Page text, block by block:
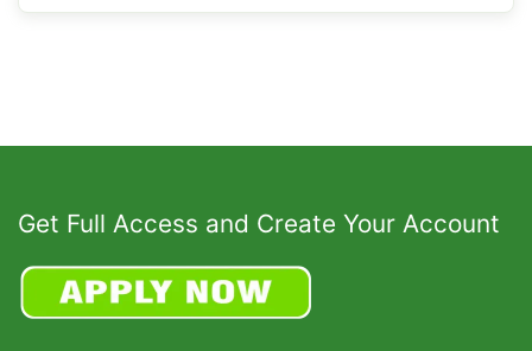
Get Full Access and Create Your Account